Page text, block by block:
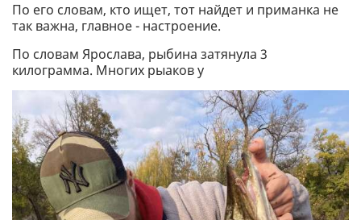
По его словам, кто ищет, тот найдет и приманка не
так важна, главное - настроение.
По словам Ярослава, рыбина затянула 3
килограмма. Многих рыаков у